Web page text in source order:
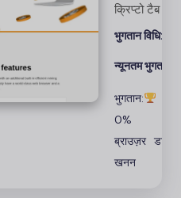
क्रिप्टो टैब
अपना पहला
मुफ़्त बिटकॉइन
भुगतान विधि:
न्यूनतम भुगतान:
भुगतान:
0%
ब्राउज़र
खनन